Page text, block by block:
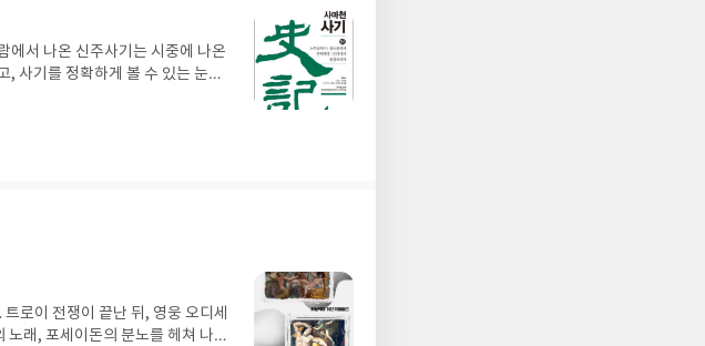
에서 나온 신주사기는 시중에 나온
, 사기를 정확하게 볼 수 있는 눈을
로이 전쟁이 끝난 뒤, 영웅 오디세
래, 포세이돈의 분노를 헤쳐 나간